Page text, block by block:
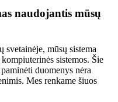
naudojantis mūsų
svetainėje, mūsų sistema
sistemos. Šie
duomenys nėra
Mes renkame šiuos